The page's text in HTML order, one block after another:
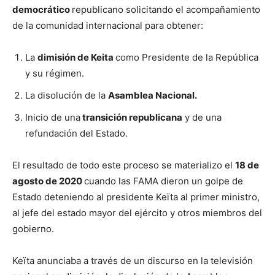
democrático republicano solicitando el acompañamiento
de la comunidad internacional para obtener:
La dimisión de Keita como Presidente de la República
y su régimen.
La disolución de la Asamblea Nacional.
Inicio de unatransición republicana y de una
refundación del Estado.
El resultado de todo este proceso se materializo el 18 de
agosto de 2020cuando las FAMA dieron un golpe de
Estado deteniendo al presidente Keïta al primer ministro,
al jefe del estado mayor del ejército y otros miembros del
gobierno.
Keïta anunciaba a través de un discurso en la televisión